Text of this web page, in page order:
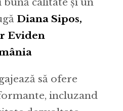
Diana Sipos,
Eviden
să ofere
incluzand